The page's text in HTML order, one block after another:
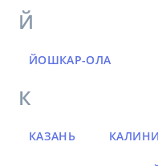
Й
ЙОШКАР-ОЛА
К
КАЗАНЬ